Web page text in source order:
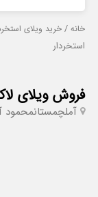
خانه /خرید ویلای
استخردار
فروش ویلای
آملچمستانمحمود